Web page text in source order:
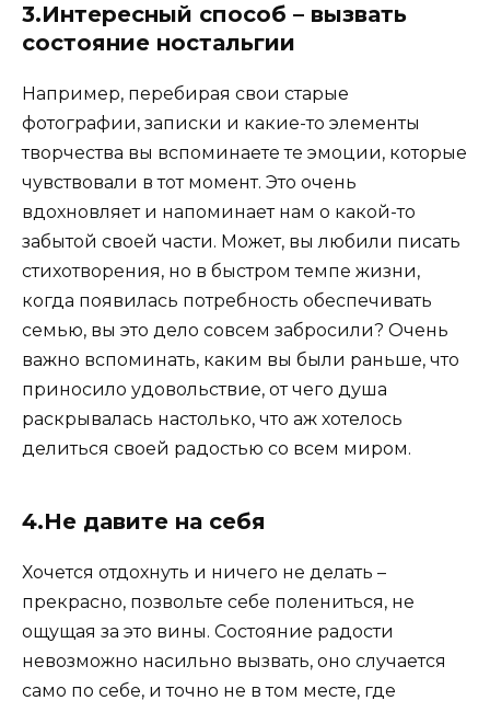
3.Интересный способ – вызвать
состояние ностальгии
Например, перебирая свои старые
фотографии, записки и какие-то элементы
творчества вы вспоминаете те эмоции, которые
чувствовали в тот момент. Это очень
вдохновляет и напоминает нам о какой-то
забытой своей части. Может, вы любили писать
стихотворения, но в быстром темпе жизни,
когда появилась потребность обеспечивать
семью, вы это дело совсем забросили? Очень
важно вспоминать, каким вы были раньше, что
приносило удовольствие, от чего душа
раскрывалась настолько, что аж хотелось
делиться своей радостью со всем миром.
4.Не давите на себя
Хочется отдохнуть и ничего не делать –
прекрасно, позвольте себе полениться, не
ощущая за это вины. Состояние радости
невозможно насильно вызвать, оно случается
само по себе, и точно не в том месте, где